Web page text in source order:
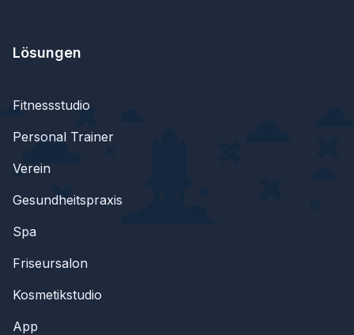
Lösungen
Fitnessstudio
Personal Trainer
Verein
Gesundheitspraxis
Spa
Friseursalon
Kosmetikstudio
App